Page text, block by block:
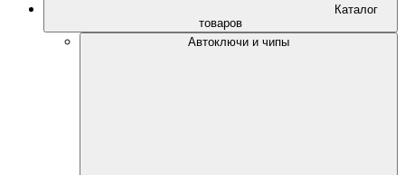
Каталог
товаров
Автоключи и чипы